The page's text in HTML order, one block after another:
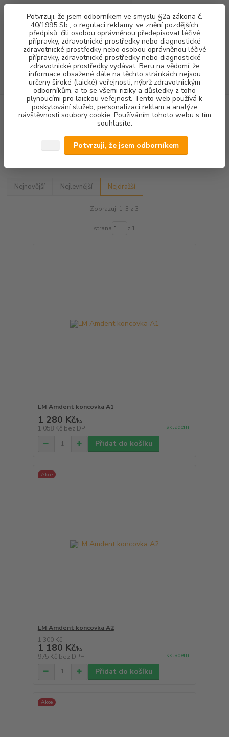
Potvrzuji, že jsem odborníkem ve smyslu §2a zákona č.
40/1995 Sb., o regulaci reklamy, ve znění pozdějších
předpisů, čili osobou oprávněnou předepisovat léčivé
přípravky, zdravotnické prostředky nebo diagnostické
zdravotnické prostředky nebo osobou oprávněnou léčivé
přípravky, zdravotnické prostředky nebo diagnostické
zdravotnické prostředky vydávat. Beru na vědomí, že
informace obsažené dále na těchto stránkách nejsou
určeny široké (laické) veřejnosti, nýbrž zdravotnickým
odborníkům, a to se všemi riziky a důsledky z toho
plynoucími pro laickou veřejnost. Tento web používá k
poskytování služeb, personalizaci reklam a analýze
návštěvnosti soubory cookie. Používáním tohoto webu s tím
souhlasíte.
Potvrzuji, že jsem odborníkem
Menu
CZK
Hledat
(Po-Pá, 8-16 hod.)
za0,00 Kč
DENTALNÍ HYGIENA KONCOVKY OZK AMDENT/LM
Upřesnit parametry
Nejnovější Nejlevnější Nejdražší
Zobrazuji 1-3 z 3
strana z 1
LM Amdent koncovka A1
1 280 Kč/ks
1 058 Kč bez DPH skladem
Přidat do košíku
Akce
LM Amdent koncovka A2
1 300 Kč
1 180 Kč/ks
975 Kč bez DPH skladem
Přidat do košíku
Akce